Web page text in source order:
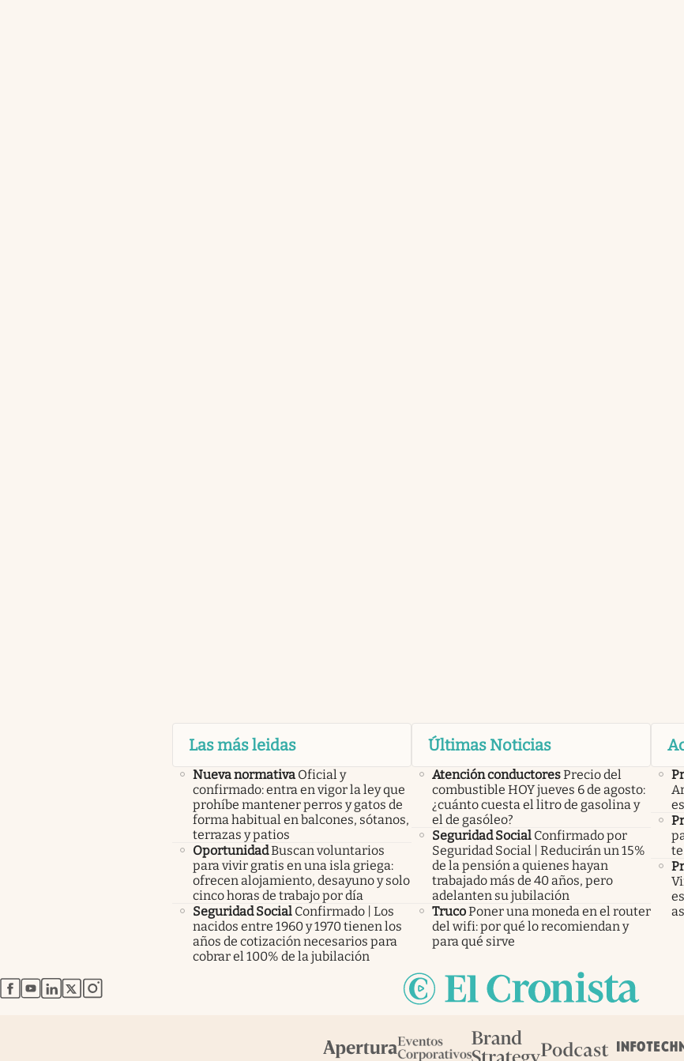
Las más leidas
Nueva normativa Oficial y
confirmado: entra en vigor la ley que
prohíbe mantener perros y gatos de
forma habitual en balcones, sótanos,
terrazas y patios
OportunidadBuscan voluntarios
para vivir gratis en una isla griega:
ofrecen alojamiento, desayuno y solo
cinco horas de trabajo por día
Seguridad Social Confirmado | Los
nacidos entre 1960 y 1970 tienen los
años de cotización necesarios para
cobrar el 100% de la jubilación
Últimas Noticias
Atención conductoresPrecio del
combustible HOY jueves 6 de agosto:
¿cuánto cuesta el litro de gasolina y
el de gasóleo?
Seguridad Social Confirmado por
Seguridad Social | Reducirán un 15%
de la pensión a quienes hayan
trabajado más de 40 años, pero
adelanten su jubilación
TrucoPoner una moneda en el router
del wifi: por qué lo recomiendan y
para qué sirve
abre en nueva pestaña
abre en nueva pestaña
abre en nueva pestaña
abre en nueva pestaña
abre en nueva pestaña